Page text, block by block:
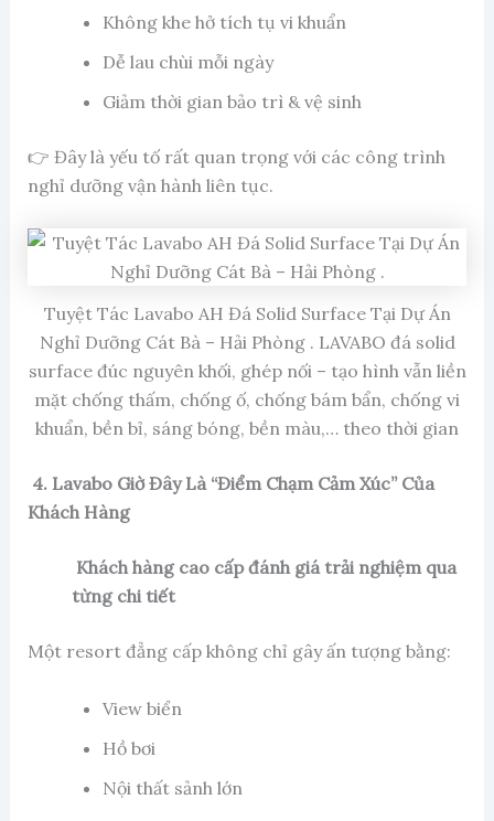
Không khe hở tích tụ vi khuẩn
Dễ lau chùi mỗi ngày
Giảm thời gian bảo trì & vệ sinh
👉 Đây là yếu tố rất quan trọng với các công trình
nghỉ dưỡng vận hành liên tục.
Tuyệt Tác Lavabo AH Đá Solid Surface Tại Dự Án
Nghỉ Dưỡng Cát Bà – Hải Phòng . LAVABO đá solid
surface đúc nguyên khối, ghép nối – tạo hình vẫn liền
mặt chống thấm, chống ố, chống bám bẩn, chống vi
khuẩn, bền bỉ, sáng bóng, bền màu,… theo thời gian
4. Lavabo Giờ Đây Là “Điểm Chạm Cảm Xúc” Của
Khách Hàng
Khách hàng cao cấp đánh giá trải nghiệm qua
từng chi tiết
Một resort đẳng cấp không chỉ gây ấn tượng bằng:
View biển
Hồ bơi
Nội thất sảnh lớn